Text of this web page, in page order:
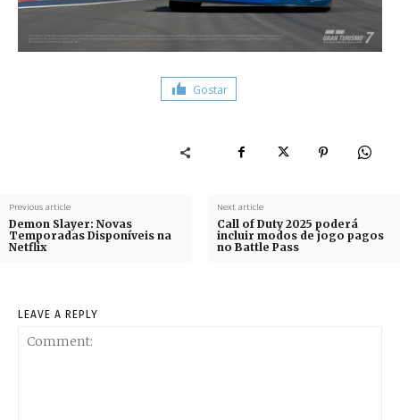
Gostar
Previous article
Demon Slayer: Novas
Temporadas Disponíveis na
Netflix
Next article
Call of Duty 2025 poderá
incluir modos de jogo pagos
no Battle Pass
LEAVE A REPLY